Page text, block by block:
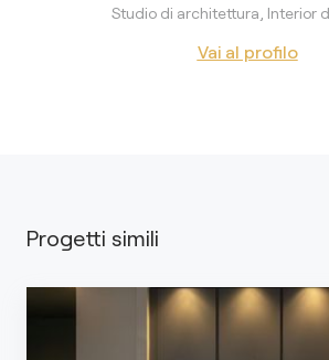
Studio di architettura, Interior
Vai al profilo
Progetti simili